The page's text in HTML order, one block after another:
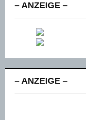
– ANZEIGE –
– ANZEIGE –